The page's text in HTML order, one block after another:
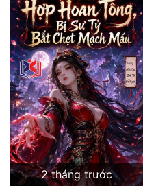
2 tháng trước